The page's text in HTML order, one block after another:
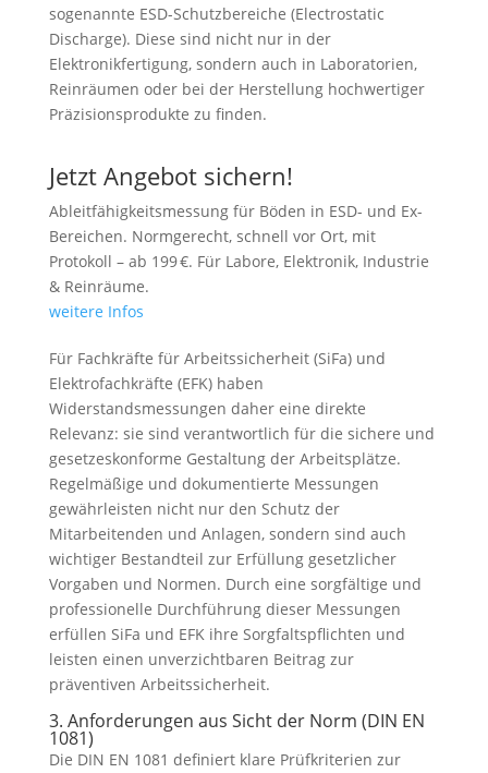
sogenannte ESD-Schutzbereiche (Electrostatic
Discharge). Diese sind nicht nur in der
Elektronikfertigung, sondern auch in Laboratorien,
Reinräumen oder bei der Herstellung hochwertiger
Präzisionsprodukte zu finden.
Jetzt Angebot sichern!
Ableitfähigkeitsmessung für Böden in ESD- und Ex-
Bereichen. Normgerecht, schnell vor Ort, mit
Protokoll – ab 199 €. Für Labore, Elektronik, Industrie
& Reinräume.
weitere Infos
Für Fachkräfte für Arbeitssicherheit (SiFa) und
Elektrofachkräfte (EFK) haben
Widerstandsmessungen daher eine direkte
Relevanz: sie sind verantwortlich für die sichere und
gesetzeskonforme Gestaltung der Arbeitsplätze.
Regelmäßige und dokumentierte Messungen
gewährleisten nicht nur den Schutz der
Mitarbeitenden und Anlagen, sondern sind auch
wichtiger Bestandteil zur Erfüllung gesetzlicher
Vorgaben und Normen. Durch eine sorgfältige und
professionelle Durchführung dieser Messungen
erfüllen SiFa und EFK ihre Sorgfaltspflichten und
leisten einen unverzichtbaren Beitrag zur
präventiven Arbeitssicherheit.
3. Anforderungen aus Sicht der Norm (DIN EN
1081)
Die DIN EN 1081 definiert klare Prüfkriterien zur